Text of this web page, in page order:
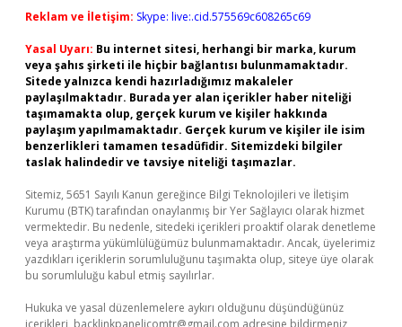
Reklam ve İletişim: Skype: live:.cid.575569c608265c69
Yasal Uyarı: Bu internet sitesi, herhangi bir marka, kurum
veya şahıs şirketi ile hiçbir bağlantısı bulunmamaktadır.
Sitede yalnızca kendi hazırladığımız makaleler
paylaşılmaktadır. Burada yer alan içerikler haber niteliği
taşımamakta olup, gerçek kurum ve kişiler hakkında
paylaşım yapılmamaktadır. Gerçek kurum ve kişiler ile isim
benzerlikleri tamamen tesadüfidir. Sitemizdeki bilgiler
taslak halindedir ve tavsiye niteliği taşımazlar.
Sitemiz, 5651 Sayılı Kanun gereğince Bilgi Teknolojileri ve İletişim
Kurumu (BTK) tarafından onaylanmış bir Yer Sağlayıcı olarak hizmet
vermektedir. Bu nedenle, sitedeki içerikleri proaktif olarak denetleme
veya araştırma yükümlülüğümüz bulunmamaktadır. Ancak, üyelerimiz
yazdıkları içeriklerin sorumluluğunu taşımakta olup, siteye üye olarak
bu sorumluluğu kabul etmiş sayılırlar.
Hukuka ve yasal düzenlemelere aykırı olduğunu düşündüğünüz
içerikleri, backlinkpanelicomtr@gmail.com adresine bildirmeniz